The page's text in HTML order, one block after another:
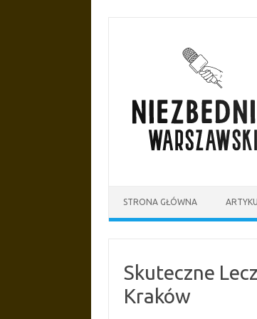
STRONA GŁÓWNA
Skuteczne
Kraków